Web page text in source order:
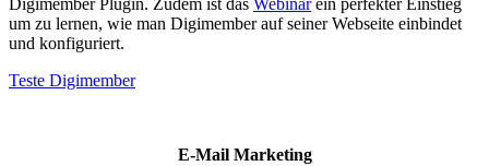
Digimember Plugin. Zudem ist das Webinarein perfekter Einstieg
um zu lernen, wie man Digimember auf seiner Webseite einbindet
und konfiguriert.
Teste Digimember
E-Mail Marketing